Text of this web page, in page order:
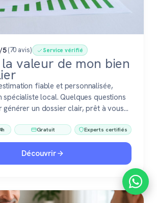
5(70 avis) Service vérifié
valeur de mon bien
fiable et personnalisée,
spécialiste local. Quelques questions
un dossier clair, prêt à vous
sans engagement, 100 %
Gratuit Experts certifiés
Découvrir